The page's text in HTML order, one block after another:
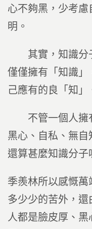
心不夠黑，少考慮
明。
其實，知識分
僅僅擁有「知識」
己應有的良「知」
不管一個人擁有
黑心、自私、無自
還算甚麼知識分子
季羨林所以感慨
多少少的苦外，
人都是臉皮厚、